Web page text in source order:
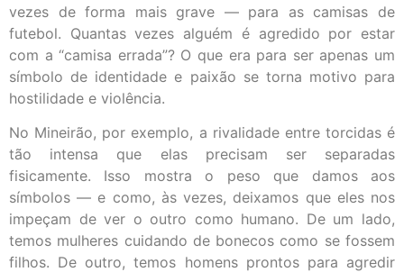
vezes de forma mais grave — para as camisas de
futebol. Quantas vezes alguém é agredido por estar
com a “camisa errada”? O que era para ser apenas um
símbolo de identidade e paixão se torna motivo para
hostilidade e violência.
No Mineirão, por exemplo, a rivalidade entre torcidas é
tão intensa que elas precisam ser separadas
fisicamente. Isso mostra o peso que damos aos
símbolos — e como, às vezes, deixamos que eles nos
impeçam de ver o outro como humano. De um lado,
temos mulheres cuidando de bonecos como se fossem
filhos. De outro, temos homens prontos para agredir